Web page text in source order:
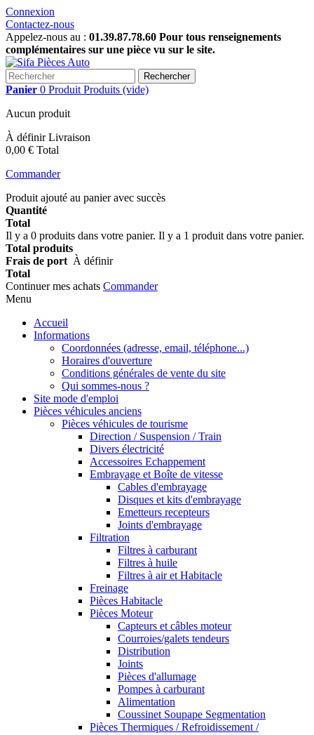
Connexion
Contactez-nous
Appelez-nous au : 01.39.87.78.60 Pour tous renseignements
complémentaires sur une pièce vu sur le site.
Rechercher
Panier 0 Produit Produits (vide)
Aucun produit
À définirLivraison
0,00 € Total
Commander
Produit ajouté au panier avec succès
Quantité
Total
Il y a 0 produits dans votre panier. Il y a 1 produit dans votre panier.
Total produits
Frais de port À définir
Total
Continuer mes achats Commander
Menu
Accueil
Informations
Coordonnées (adresse, email, téléphone...)
Horaires d'ouverture
Conditions générales de vente du site
Qui sommes-nous ?
Site mode d'emploi
Pièces véhicules anciens
Pièces véhicules de tourisme
Direction / Suspension / Train
Divers électricité
Accessoires Echappement
Embrayage et Boîte de vitesse
Cables d'embrayage
Disques et kits d'embrayage
Emetteurs recepteurs
Joints d'embrayage
Filtration
Filtres à carburant
Filtres à huile
Filtres à air et Habitacle
Freinage
Pièces Habitacle
Pièces Moteur
Capteurs et câbles moteur
Courroies/galets tendeurs
Distribution
Joints
Pièces d'allumage
Pompes à carburant
Alimentation
Coussinet Soupape Segmentation
Pièces Thermiques / Refroidissement /